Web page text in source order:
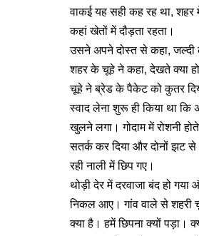
वाकई यह सही कह रह था,
कहां खेतों में दौड़ता रहता।
उसने अपने दोस्त से कहा, जल्दी
शहर के चूहे ने कहा, देखते क्या
चूहे ने ब्रेड के पैकेट को कुतर
स्वाद लेना शुरू ही किया था कि
खुलने लगा। गोदाम में रोशनी
सतर्क कर दिया और दोनों झट से
रही नाली में छिप गए।
थोड़ी देर में दरवाजा बंद हो गया
निकल आए। गांव वाले से शहरी
क्या है। हमें छिपना क्यों पड़ा।